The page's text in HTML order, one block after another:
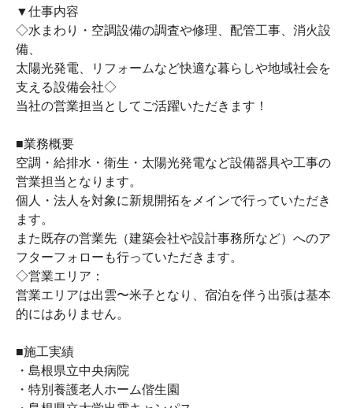
▼仕事内容
◇水まわり・空調設備の調査や修理、配管工事、消火設
備、
太陽光発電、リフォームなど快適な暮らしや地域社会を
支える設備会社◇
当社の営業担当としてご活躍いただきます！
■業務概要
空調・給排水・衛生・太陽光発電など設備器具や工事の
営業担当となります。
個人・法人を対象に新規開拓をメインで行っていただき
ます。
また既存の営業先（建築会社や設計事務所など）へのア
フターフォローも行っていただきます。
◇営業エリア：
営業エリアは出雲〜米子となり、宿泊を伴う出張は基本
的にはありません。
■施工実績
・島根県立中央病院
・特別養護老人ホーム偕生園